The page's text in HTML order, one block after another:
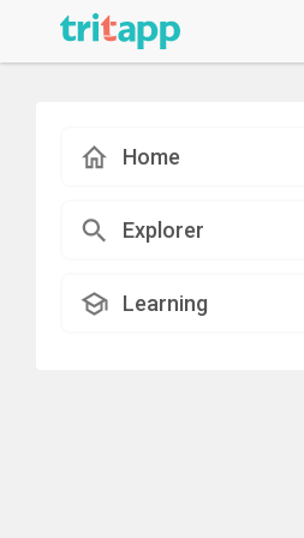
Home
Explorer
Learning